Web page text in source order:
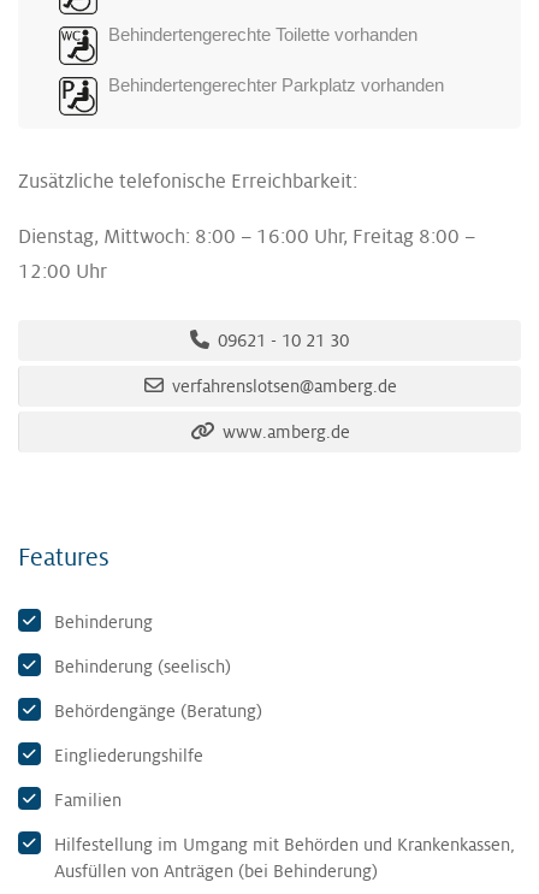
Behindertengerechte Toilette vorhanden
Behindertengerechter Parkplatz vorhanden
Zusätzliche telefonische Erreichbarkeit:
Dienstag, Mittwoch: 8:00 – 16:00 Uhr, Freitag 8:00 –
12:00 Uhr
09621 - 10 21 30
verfahrenslotsen@amberg.de
www.amberg.de
Features
Behinderung
Behinderung (seelisch)
Behördengänge (Beratung)
Eingliederungshilfe
Familien
Hilfestellung im Umgang mit Behörden und Krankenkassen,
Ausfüllen von Anträgen (bei Behinderung)